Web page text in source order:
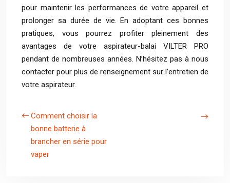
pour maintenir les performances de votre appareil et
prolonger sa durée de vie. En adoptant ces bonnes
pratiques, vous pourrez profiter pleinement des
avantages de votre aspirateur-balai VILTER PRO
pendant de nombreuses années. N’hésitez pas à nous
contacter pour plus de renseignement sur l’entretien de
votre aspirateur.
Comment choisir la
bonne batterie à
brancher en série pour
vaper